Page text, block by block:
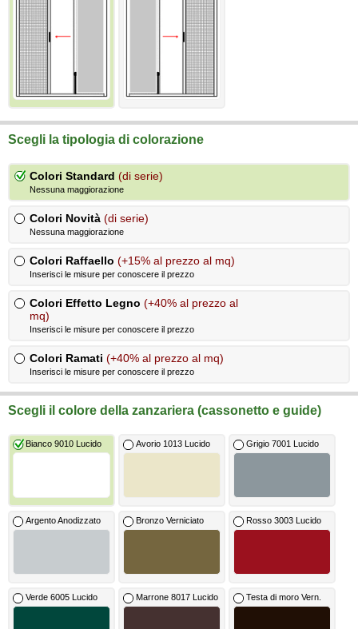
Scegli la tipologia di colorazione
Colori Standard (di serie)
Nessuna maggiorazione
Colori Novità (di serie)
Nessuna maggiorazione
Colori Raffaello (+15% al prezzo al mq)
Inserisci le misure per conoscere il prezzo
Colori Effetto Legno (+40% al prezzo al
mq)
Inserisci le misure per conoscere il prezzo
Colori Ramati (+40% al prezzo al mq)
Inserisci le misure per conoscere il prezzo
Scegli il colore della zanzariera (cassonetto e guide)
Bianco 9010 Lucido Avorio 1013 Lucido Grigio 7001 Lucido
Argento Anodizzato Bronzo Verniciato Rosso 3003 Lucido
Verde 6005 Lucido Marrone 8017 Lucido Testa di moro Vern.